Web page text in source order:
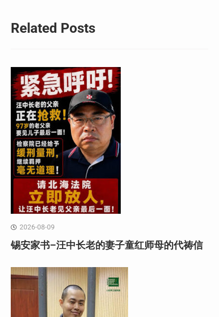
Related Posts
2026-08-09
锡安家书–汪中长老的妻子童红⁩师母的代祷信